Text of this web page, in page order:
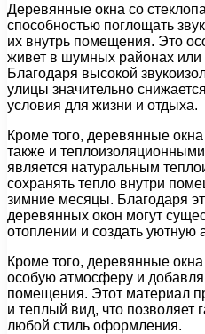
Деревянные окна со
способностью поглощать
их внутрь помещения. Это
живет в шумных районах или
Благодаря высокой
улицы значительно
условия для жизни и отдыха.
Кроме того, деревянные
также и
является натуральным
сохранять тепло внутри
зимние месяцы. Благодаря
деревянных окон могут
отоплении и создать
Кроме того, деревянные
особую атмосферу и
помещения. Этот материал
и теплый вид, что позволяет
любой стиль оформления.